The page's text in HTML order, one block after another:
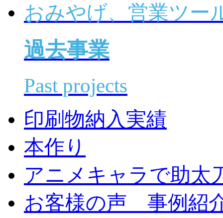
おみやげ、営業ツー
過去事業
Past projects
印刷物納入実績
本作り
アニメキャラで助太
お客様の声 事例紹